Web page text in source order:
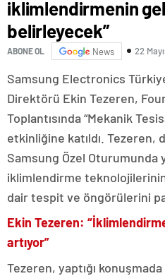
iklimlendirmenin
belirleyecek”
ABONE OL News 22
Samsung Electronics
Direktörü Ekin Tezeren,
Toplantısında “Mekanik
etkinliğine katıldı. Tezeren,
Samsung Özel Oturumunda
iklimlendirme
dair tespit ve öngörülerini
Ekin Tezeren:
artıyor”
Tezeren, yaptığı